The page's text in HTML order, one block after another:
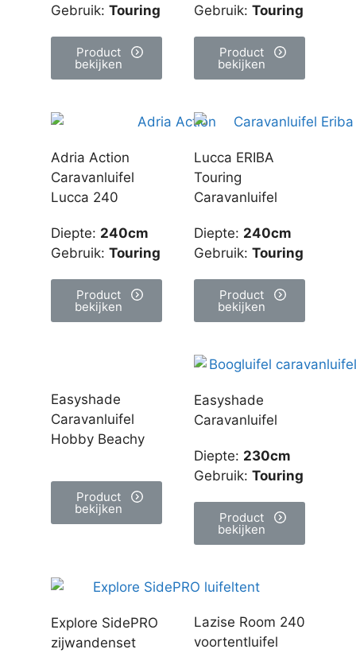
Gebruik: Touring
Product
bekijken
Gebruik: Touring
Product
bekijken
Adria Action
Caravanluifel
Lucca 240
Diepte: 240cm
Gebruik: Touring
Product
bekijken
Lucca ERIBA
Touring
Caravanluifel
Diepte: 240cm
Gebruik: Touring
Product
bekijken
Easyshade
Caravanluifel
Hobby Beachy
Product
bekijken
Easyshade
Caravanluifel
Diepte: 230cm
Gebruik: Touring
Product
bekijken
Explore SidePRO
zijwandenset
Lazise Room 240
voortentluifel